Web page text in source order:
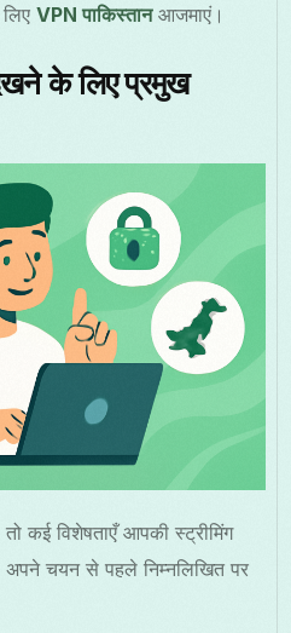
लिएVPN पाकिस्तानआजमाएं।
के लिए प्रमुख
कई विशेषताएँ आपकी स्ट्रीमिंग
चयन से पहले निम्नलिखित पर